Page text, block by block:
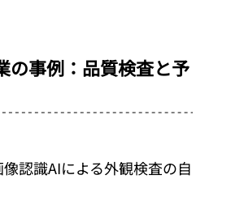
の事例：品質検査と予
認識AIによる外観検査の自